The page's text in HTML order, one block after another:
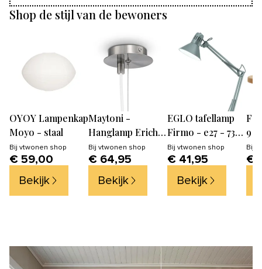
Shop de stijl van de bewoners
OYOY Lampenkap
Moyo - staal
Bij vtwonen shop
€ 59,00
Bekijk
Maytoni -
Hanglamp Erich -
Nikkel - Ø15
Bij vtwonen shop
€ 64,95
Bekijk
EGLO tafellamp
Firmo - e27 - 73
cm - zilver
Bij vtwonen shop
€ 41,95
Bekijk
9
Bij
€